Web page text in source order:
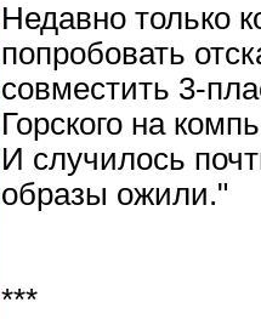
Недавно только
попробовать
совместить 3-
Горского на
И случилось
образы ожили."
***